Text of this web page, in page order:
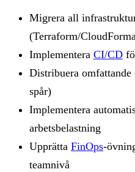
Migrera all
(Terraform/
Implementera CI/CD
Distribuera omfattande
spår)
Implementera
arbetsbelastning
Upprätta FinOps-
teamnivå